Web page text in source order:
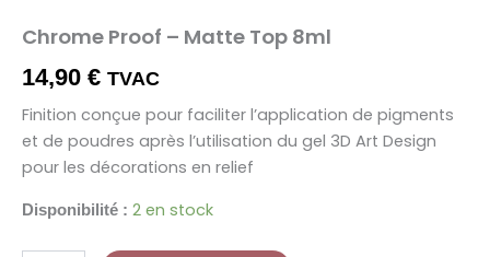
Chrome Proof – Matte Top 8ml
14,90 € TVAC
Finition conçue pour faciliter l’application de pigments
et de poudres après l’utilisation du gel 3D Art Design
pour les décorations en relief
Disponibilité : 2 en stock